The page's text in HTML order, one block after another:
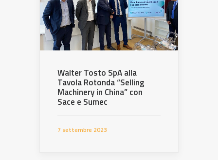
Walter Tosto SpA alla
Tavola Rotonda “Selling
Machinery in China” con
Sace e Sumec
7 settembre 2023